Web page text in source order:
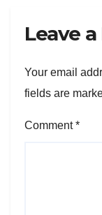
Leave
Your email
fields are
Comment*